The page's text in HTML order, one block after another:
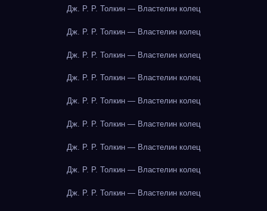
Дж. Р. Р. Толкин — Властелин колец
Дж. Р. Р. Толкин — Властелин колец
Дж. Р. Р. Толкин — Властелин колец
Дж. Р. Р. Толкин — Властелин колец
Дж. Р. Р. Толкин — Властелин колец
Дж. Р. Р. Толкин — Властелин колец
Дж. Р. Р. Толкин — Властелин колец
Дж. Р. Р. Толкин — Властелин колец
Дж. Р. Р. Толкин — Властелин колец